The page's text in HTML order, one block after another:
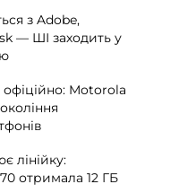
з Adobe,
— ШІ заходить у
офіційно: Motorola
лінійку:
отримала 12 ГБ